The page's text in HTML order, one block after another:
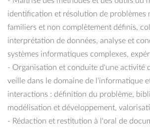
identification et résolution de problèmes
familiers et non complètement définis,
interprétation de données, analyse et
systèmes informatiques complexes,
- Organisation et conduite d'une activité
veille dans le domaine de l'informatique
interactions : définition du problème,
modélisation et développement,
- Rédaction et restitution à l'oral de